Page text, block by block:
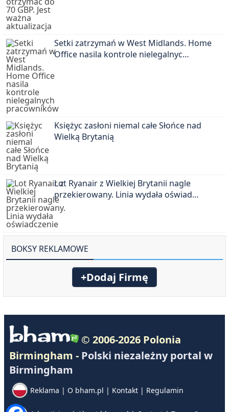
Setki zatrzymań w West Midlands. Home
Office nasila kontrole nielegalnyc…
Księżyc zasłoni niemal całe Słońce nad
Wielką Brytanią
Lot Ryanair z Wielkiej Brytanii nagle
przekierowany. Linia wydała oświad…
BOKSY REKLAMOWE
+Dodaj Firmę
© 2006-2026 Polonia
Birmingham - Polski niezależny portal w
Birmingham
Reklama | O bham.pl | Kontakt| Regulamin